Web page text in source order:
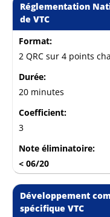
Réglementation
de VTC
Format:
2 QRC sur 4 points
Durée:
20 minutes
Coefficient:
3
Note éliminatoire:
< 06/20
Développement
spécifique VTC